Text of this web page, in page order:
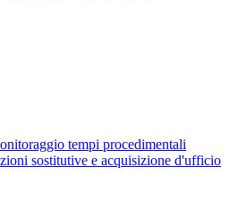
tempi procedimentali
sostitutive e acquisizione d'ufficio